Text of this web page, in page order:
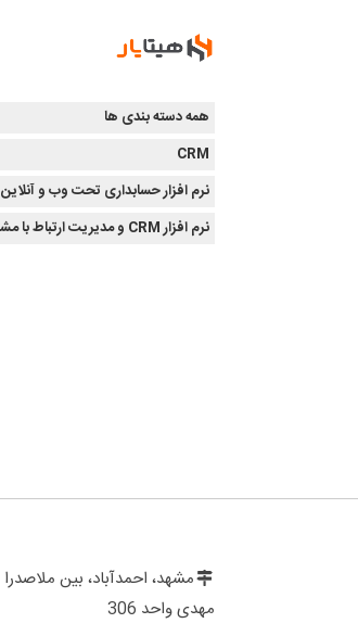
همه دسته بندی ها
CRM
نرم افزار حسابداری تحت وب و آنلاین
نرم افزار CRM و مدیریت ارتباط با مشتریان
مهدی واحد 306